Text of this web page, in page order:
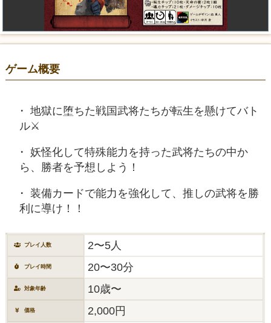
ゲーム概要
地獄に堕ちた戦国武将たちが転生を懸けてバト
ル⚔️
妖怪化して特殊能力を持った武将たちの中か
ら、勝者を予想しよう！
装備カードで能力を強化して、推しの武将を勝
利に導け！！
プレイ人数 2〜5人
プレイ時間 20〜30分
対象年齢 10歳〜
価格 2,000円